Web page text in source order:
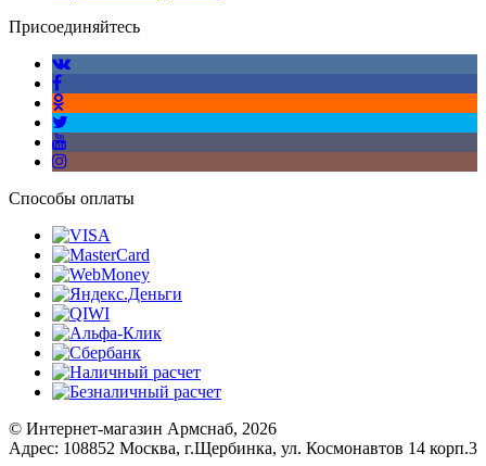
Присоединяйтесь
Способы оплаты
© Интернет-магазин Армснаб, 2026
Адрес: 108852 Москва, г.Щербинка, ул. Космонавтов 14 корп.3